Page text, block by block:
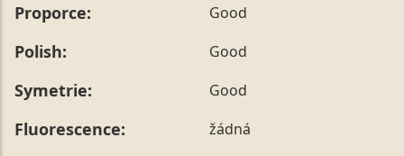
Proporce: Good
Polish: Good
Symetrie: Good
Fluorescence: žádná